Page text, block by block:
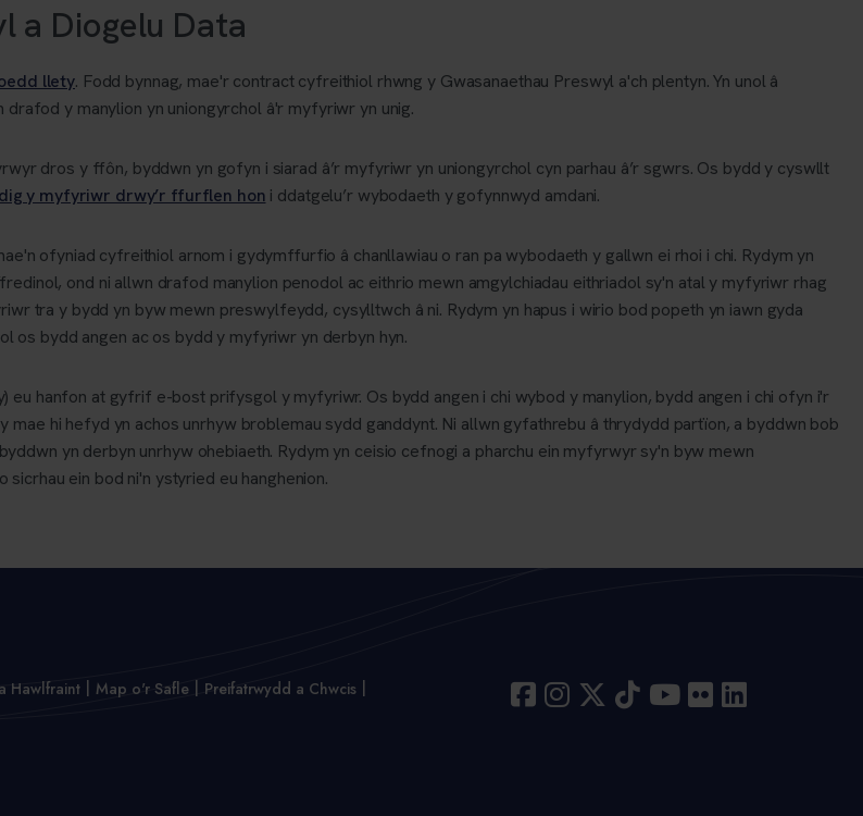
a Diogelu Data
llety. Fodd bynnag, mae'r contract cyfreithiol rhwng y Gwasanaethau Preswyl a'ch plentyn. Yn unol â
y manylion yn uniongyrchol â'r myfyriwr yn unig.
dros y ffôn, byddwn yn gofyn i siarad â’r myfyriwr yn uniongyrchol cyn parhau â’r sgwrs. Os bydd y cyswllt
y myfyriwr drwy’r ffurflen hon i ddatgelu’r wybodaeth y gofynnwyd amdani.
ofyniad cyfreithiol arnom i gydymffurfio â chanllawiau o ran pa wybodaeth y gallwn ei rhoi i chi. Rydym yn
ond ni allwn drafod manylion penodol ac eithrio mewn amgylchiadau eithriadol sy'n atal y myfyriwr rhag
tra y bydd yn byw mewn preswylfeydd, cysylltwch â ni. Rydym yn hapus i wirio bod popeth yn iawn gyda
os bydd angen ac os bydd y myfyriwr yn derbyn hyn.
hanfon at gyfrif e-bost prifysgol y myfyriwr. Os bydd angen i chi wybod y manylion, bydd angen i chi ofyn i'r
mae hi hefyd yn achos unrhyw broblemau sydd ganddynt. Ni allwn gyfathrebu â thrydydd partïon, a byddwn bob
yn derbyn unrhyw ohebiaeth. Rydym yn ceisio cefnogi a pharchu ein myfyrwyr sy'n byw mewn
ein bod ni'n ystyried eu hanghenion.
Hawlfraint Map o'r Safle Preifatrwydd a Chwcis